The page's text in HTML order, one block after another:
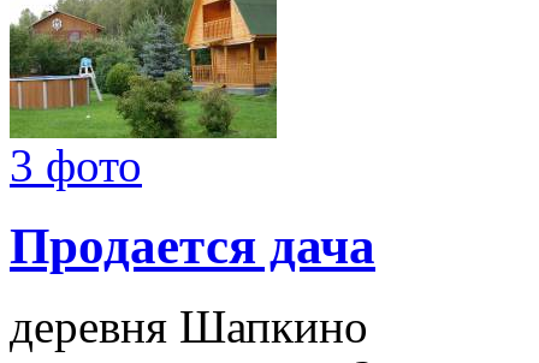
3 фото
Продается дача
деревня Шапкино